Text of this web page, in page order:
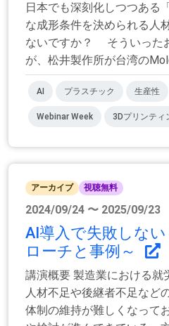
日本でも深刻化しつつある
な成形条件を決められる人
ないですか？ そういった
が、松井製作所が台湾の
AI プラスチック 生産性
Webinar Week 3Dプリンテ
アーカイブ 視聴無料
2024/09/24 〜 2025/09/23
AI導入で失敗しな
ローチと事例～
講演概要 製造業における就
人材不足や後継者不足など
体制の維持が難しくなって